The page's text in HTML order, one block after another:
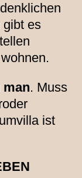
gibt es
man. Muss
ist